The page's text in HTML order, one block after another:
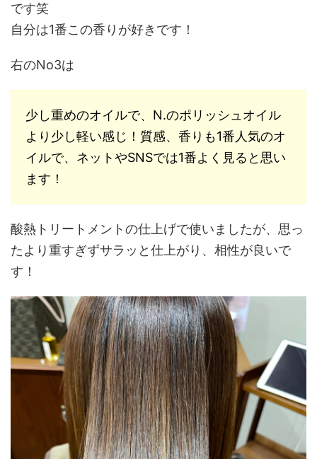
です笑
自分は1番この香りが好きです！
右のNo3は
少し重めのオイルで、N.のポリッシュオイル
より少し軽い感じ！質感、香りも1番人気のオ
イルで、ネットやSNSでは1番よく見ると思い
ます！
酸熱トリートメントの仕上げで使いましたが、思っ
たより重すぎずサラッと仕上がり、相性が良いで
す！